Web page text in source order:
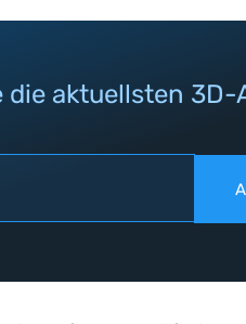
die aktuellsten 3D-